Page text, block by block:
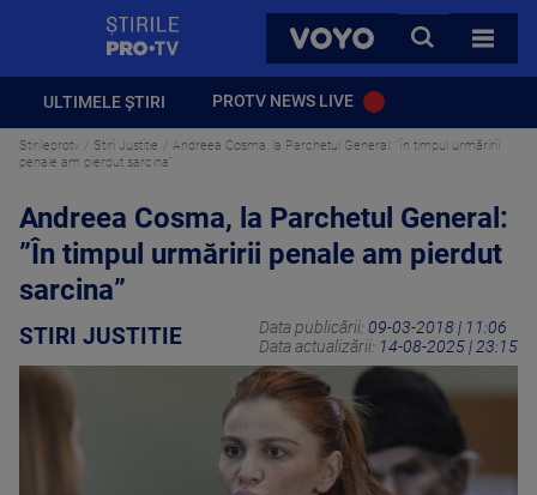
VOYO
CAUTA
TOATE
ULTIMELE ȘTIRI PROTV NEWS LIVE
Stirileprotv Stiri Justitie
Andreea Cosma, la Parchetul General: ”În timpul urmăririi
penale am pierdut sarcina”
Andreea Cosma, la Parchetul General:
”În timpul urmăririi penale am pierdut
sarcina”
STIRI JUSTITIE Data publicării: 09-03-2018 | 11:06
Data actualizării: 14-08-2025 | 23:15